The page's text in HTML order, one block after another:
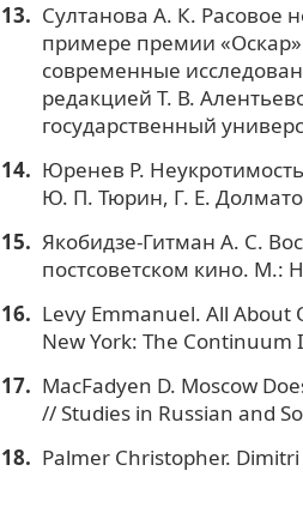
Султанова А. К. Расовое
примере премии
современные
редакцией Т. В.
государственный
Юренев Р.
Ю. П. Тюрин, Г. Е.
Якобидзе-Гитман А. С.
постсоветском кино. М.:
Levy Emmanuel. All About
New York: The
MacFadyen D. Moscow
// Studies in Russian and
Palmer Christopher.